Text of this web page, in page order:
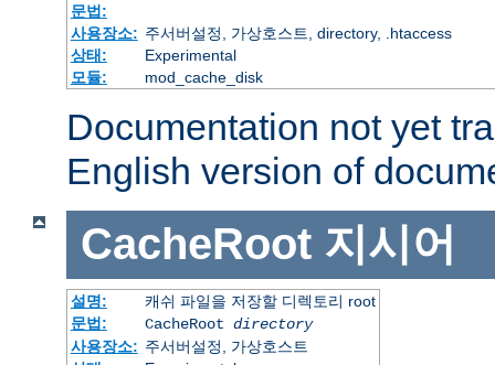
문법:
사용장소: 주서버설정, 가상호스트, directory, .htaccess
상태:
Experimental
모듈:
mod_cache_disk
Documentation not yet
English version of
CacheRoot 지시어
설명:
캐쉬 파일을 저장할 디렉토리 root
문법:
CacheRoot directory
사용장소: 주서버설정, 가상호스트